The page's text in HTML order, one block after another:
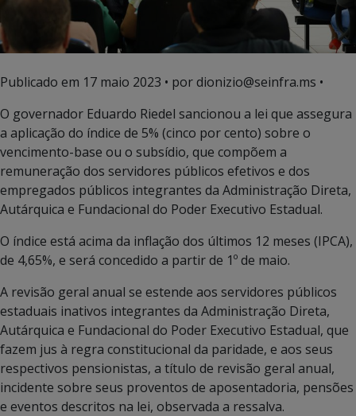
Publicado em 17 maio 2023 • por dionizio@seinfra.ms •
O governador Eduardo Riedel sancionou a lei que assegura
a aplicação do índice de 5% (cinco por cento) sobre o
vencimento-base ou o subsídio, que compõem a
remuneração dos servidores públicos efetivos e dos
empregados públicos integrantes da Administração Direta,
Autárquica e Fundacional do Poder Executivo Estadual.
O índice está acima da inflação dos últimos 12 meses (IPCA),
de 4,65%, e será concedido a partir de 1º de maio.
A revisão geral anual se estende aos servidores públicos
estaduais inativos integrantes da Administração Direta,
Autárquica e Fundacional do Poder Executivo Estadual, que
fazem jus à regra constitucional da paridade, e aos seus
respectivos pensionistas, a título de revisão geral anual,
incidente sobre seus proventos de aposentadoria, pensões
e eventos descritos na lei, observada a ressalva.